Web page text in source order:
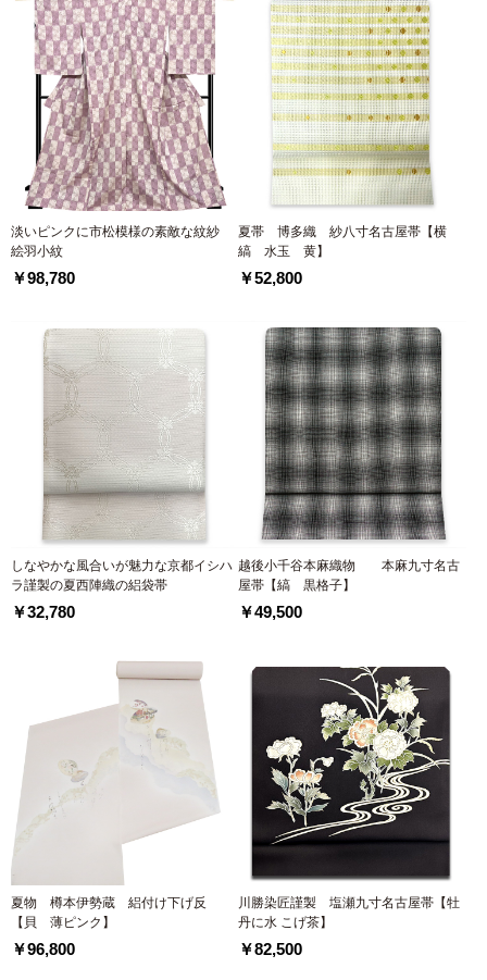
淡いピンクに市松模様の素敵な紋紗
絵羽小紋
￥98,780
夏帯 博多織 紗八寸名古屋帯【横
縞 水玉 黄】
￥52,800
しなやかな風合いが魅力な京都イシハ
ラ謹製の夏西陣織の絽袋帯
￥32,780
越後小千谷本麻織物 本麻九寸名古
屋帯【縞 黒格子】
￥49,500
夏物 樽本伊勢蔵 絽付け下げ反
【貝 薄ピンク】
￥96,800
川勝染匠謹製 塩瀬九寸名古屋帯【牡
丹に水 こげ茶】
￥82,500